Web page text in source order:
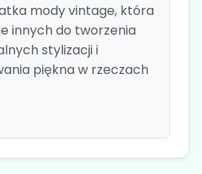
mody vintage, która
innych do tworzenia
stylizacji i
piękna w rzeczach